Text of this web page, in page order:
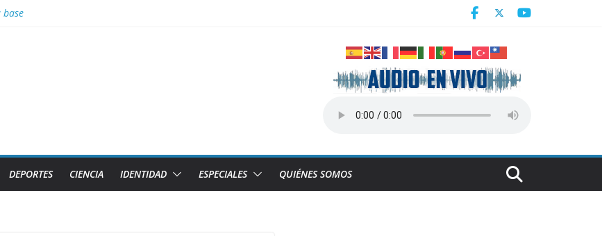
base
Tiburones de Caibarién y la preselección de béisbol de Villa Clara en juego de preparación
DEPORTES CIENCIA IDENTIDAD ESPECIALES QUIÉNES SOMOS